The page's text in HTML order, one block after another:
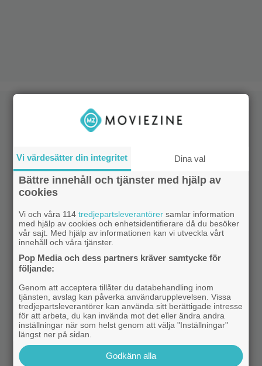
Vi värdesätter din integritet Dina val
Bättre innehåll och tjänster med hjälp av
cookies
Vi och våra 114tredjepartsleverantörer samlar information
med hjälp av cookies och enhetsidentifierare då du besöker
vår sajt. Med hjälp av informationen kan vi utveckla vårt
innehåll och våra tjänster.
Pop Media och dess partners kräver samtycke för
följande:
Genom att acceptera tillåter du databehandling inom
tjänsten, avslag kan påverka användarupplevelsen. Vissa
tredjepartsleverantörer kan använda sitt berättigade intresse
för att arbeta, du kan invända mot det eller ändra andra
inställningar när som helst genom att välja "Inställningar"
längst ner på sidan.
Godkänn alla